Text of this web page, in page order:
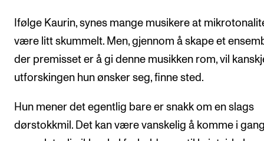
Ifølge Kaurin, synes mange musikere at
være litt skummelt. Men, gjennom å skape et
der premisset er å gi denne musikken rom, vil
utforskingen hun ønsker seg, finne sted.
Hun mener det egentlig bare er snakk om en slags
dørstokkmil. Det kan være vanskelig å komme i